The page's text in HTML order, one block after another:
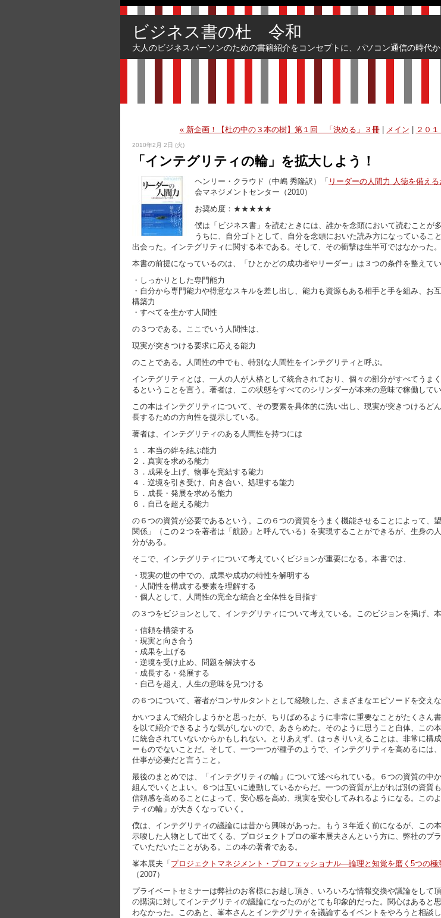
ビジネス書の杜 令和
大人のビジネスパーソンのための書籍紹介をコンセプトに、パソコン通信の時代
« 新企画！【杜の中の３本の樹】第１回 「決める」３冊| メイン ２０
2010年2月 2日 (火)
「インテグリティの輪」を拡大しよう！
ヘンリー・クラウド（中嶋 秀隆訳）「 リーダーの人間力 人徳を備え
会マネジメントセンター（2010）
お奨め度：★★★★★
僕は「ビジネス書」を読むときには、誰かを念頭において読むことが
うちに、自分ゴトとして、自分を念頭においた読み方になっているこ
出会った。インテグリティに関する本である。そして、その衝撃は生半可ではなかった。
本書の前提になっているのは、「ひとかどの成功者やリーダー」は３つの条件を整えてい
・しっかりとした専門能力
・自分から専門能力や得意なスキルを差し出し、能力も資源もある相手と手を組み、お
構築力
・すべてを生かす人間性
の３つである。ここでいう人間性は、
現実が突きつける要求に応える能力
のことである。人間性の中でも、特別な人間性をインテグリティと呼ぶ。
インテグリティとは、一人の人が人格として統合されており、個々の部分がすべてうま
るということを言う。著者は、この状態をすべてのシリンダーが本来の意味で稼働して
この本はインテグリティについて、その要素を具体的に洗い出し、現実が突きつけるど
長するための方向性を提示している。
著者は、インテグリティのある人間性を持つには
１．本当の絆を結ぶ能力
２．真実を求める能力
３．成果を上げ、物事を完結する能力
４．逆境を引き受け、向き合い、処理する能力
５．成長・発展を求める能力
６．自己を超える能力
の６つの資質が必要であるという。この６つの資質をうまく機能させることによって、
関係」（この２つを著者は「航跡」と呼んでいる）を実現することができるが、生身の
分がある。
そこで、インテグリティについて考えていくビジョンが重要になる。本書では、
・現実の世の中での、成果や成功の特性を解明する
・人間性を構成する要素を理解する
・個人として、人間性の完全な統合と全体性を目指す
の３つをビジョンとして、インテグリティについて考えている。このビジョンを掲げ、
・信頼を構築する
・現実と向き合う
・成果を上げる
・逆境を受け止め、問題を解決する
・成長する・発展する
・自己を超え、人生の意味を見つける
の６つについて、著者がコンサルタントとして経験した、さまざまなエピソードを交えな
かいつまんで紹介しようかと思ったが、ちりばめるように非常に重要なことがたくさん
を以て紹介できるような気がしないので、あきらめた。そのように思うこと自体、この
に統合されていないからかもしれない。とりあえず、はっきりいえることは、非常に構
ーものでないことだ。そして、一つ一つが種子のようで、インテグリティを高めるには
仕事が必要だと言うこと。
最後のまとめでは、「インテグリティの輪」について述べられている。６つの資質の中
組んでいくとよい。６つは互いに連動しているからだ。一つの資質が上がれば別の資質
信頼感を高めることによって、安心感を高め、現実を安心してみれるようになる。この
ティの輪」が大きくなっていく。
僕は、インテグリティの議論には昔から興味があった。もう３年近く前になるが、この
示唆した人物として出てくる、プロジェクトプロの峯本展夫さんという方に、弊社のプ
ていただいたことがある。この本の著者である。
峯本展夫「 プロジェクトマネジメント・プロフェッショナル―論理と知覚を磨く5つの極
（2007）
プライベートセミナーは弊社のお客様にお越し頂き、いろいろな情報交換や議論をして
の講演に対してインテグリティの議論になったのがとても印象的だった。関心はあると
わなかった。このあと、峯本さんとインテグリティを議論するイベントをやろうと相談